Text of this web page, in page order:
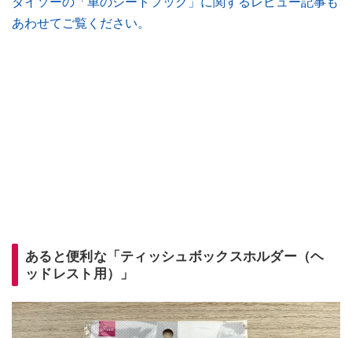
あわせてご覧ください。
あると便利な「ティッシュボックスホルダー（ヘ
ッドレスト用）」